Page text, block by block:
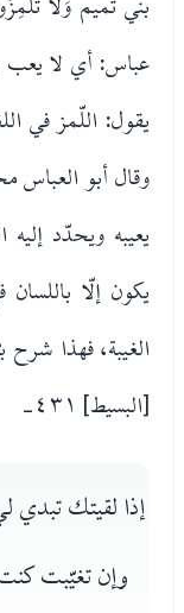
عباس: أي لا
يقول: اللّمز في
وقال أبو العباس
يعيبه ويحدّد إليه
يكون إلّا
الغيبة، فهذا
[البسيط] ٤٣١-
إذا لقيتك تبدي
وإن تغيّبت